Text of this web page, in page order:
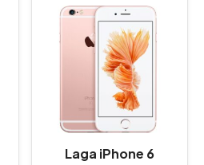
Laga iPhone 6